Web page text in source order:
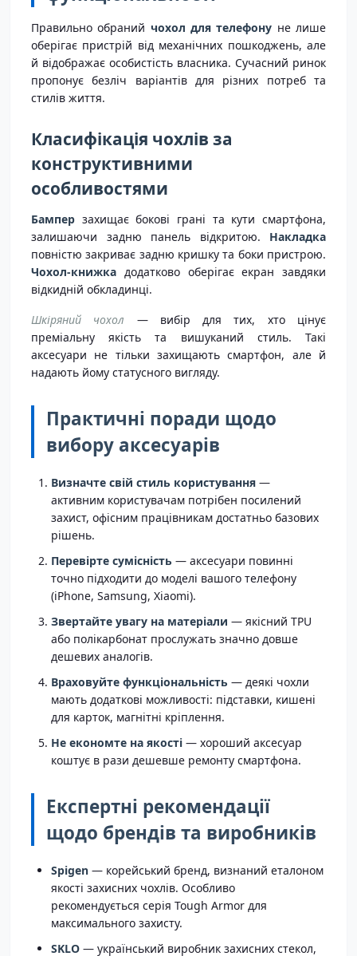
Правильно обраний чохол для телефону не лише
оберігає пристрій від механічних пошкоджень, але
й відображає особистість власника. Сучасний ринок
пропонує безліч варіантів для різних потреб та
стилів життя.
Класифікація чохлів за
конструктивними
особливостями
Бампер захищає бокові грані та кути смартфона,
залишаючи задню панель відкритою. Накладка
повністю закриває задню кришку та боки пристрою.
Чохол-книжка додатково оберігає екран завдяки
відкидній обкладинці.
Шкіряний чохол — вибір для тих, хто цінує
преміальну якість та вишуканий стиль. Такі
аксесуари не тільки захищають смартфон, але й
надають йому статусного вигляду.
Практичні поради щодо
вибору аксесуарів
Визначте свій стиль користування —
активним користувачам потрібен посилений
захист, офісним працівникам достатньо базових
рішень.
Перевірте сумісність — аксесуари повинні
точно підходити до моделі вашого телефону
(iPhone, Samsung, Xiaomi).
Звертайте увагу на матеріали — якісний TPU
або полікарбонат прослужать значно довше
дешевих аналогів.
Враховуйте функціональність — деякі чохли
мають додаткові можливості: підставки, кишені
для карток, магнітні кріплення.
Не економте на якості — хороший аксесуар
коштує в рази дешевше ремонту смартфона.
Експертні рекомендації
щодо брендів та виробників
Spigen — корейський бренд, визнаний еталоном
якості захисних чохлів. Особливо
рекомендується серія Tough Armor для
максимального захисту.
SKLO — український виробник захисних стекол,